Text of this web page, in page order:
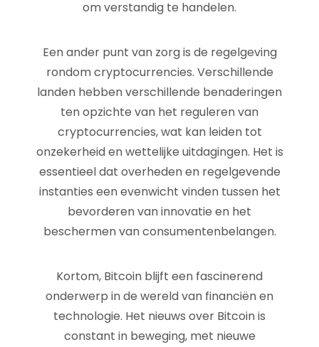
om verstandig te handelen.
Een ander punt van zorg is de regelgeving
rondom cryptocurrencies. Verschillende
landen hebben verschillende benaderingen
ten opzichte van het reguleren van
cryptocurrencies, wat kan leiden tot
onzekerheid en wettelijke uitdagingen. Het is
essentieel dat overheden en regelgevende
instanties een evenwicht vinden tussen het
bevorderen van innovatie en het
beschermen van consumentenbelangen.
Kortom, Bitcoin blijft een fascinerend
onderwerp in de wereld van financiën en
technologie. Het nieuws over Bitcoin is
constant in beweging, met nieuwe